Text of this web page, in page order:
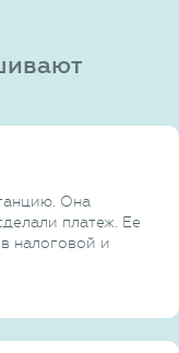
Она
платеж. Ее
налоговой и